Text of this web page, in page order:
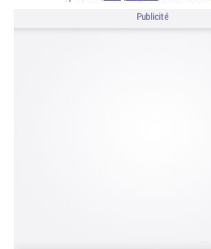
Publicité